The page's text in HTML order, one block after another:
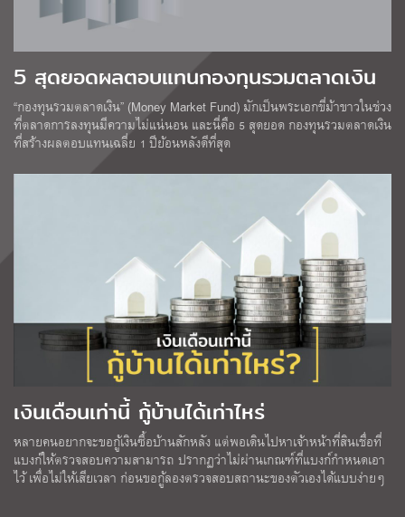
5 สุดยอดผลตอบแทนกองทุนรวมตลาดเงิน
“กองทุนรวมตลาดเงิน” (Money Market Fund) มักเป็นพระเอกขี่ม้าขาวในช่วง
ที่ตลาดการลงทุนมีความไม่แน่นอน และนี่คือ 5 สุดยอด กองทุนรวมตลาดเงิน
ที่สร้างผลตอบแทนเฉลี่ย 1 ปีย้อนหลังดีที่สุด
เงินเดือนเท่านี้ กู้บ้านได้เท่าไหร่
หลายคนอยากจะขอกู้เงินซื้อบ้านสักหลัง แต่พอเดินไปหาเจ้าหน้าที่สินเชื่อที่
แบงก์ให้ตรวจสอบความสามารถ ปรากฏว่าไม่ผ่านเกณฑ์ที่แบงก์กำหนดเอา
ไว้ เพื่อไม่ให้เสียเวลา ก่อนขอกู้ลองตรวจสอบสถานะของตัวเองได้แบบง่ายๆ